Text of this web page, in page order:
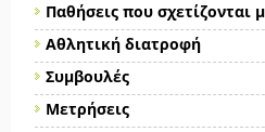
Παθήσεις που σχετίζονται
Αθλητική διατροφή
Συμβουλές
Μετρήσεις